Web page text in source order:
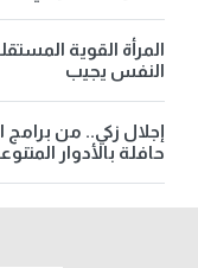
المرأة القوية
النفس يجيب
إجلال زكي.. من
حافلة بالأدوار